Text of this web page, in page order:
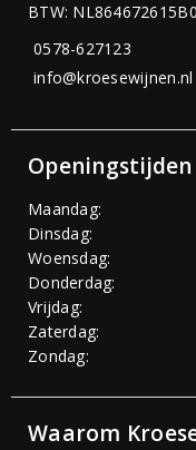
BTW:
0578-627123
info@kroesewijnen.nl
Openingstijden
Maandag:
Dinsdag:
Woensdag:
Donderdag:
Vrijdag:
Zaterdag:
Zondag:
Waarom